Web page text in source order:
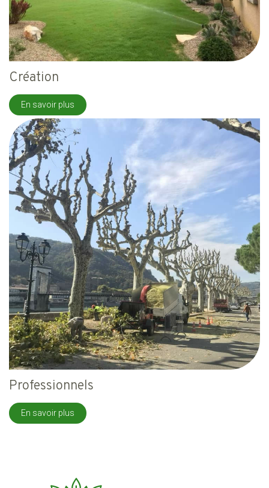
Création
En savoir plus
Professionnels
En savoir plus